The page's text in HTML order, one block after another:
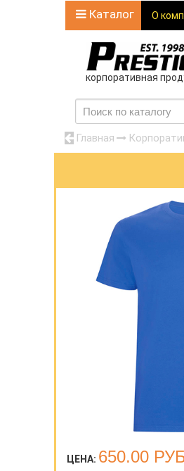
Каталог О
корпоративная
Главная
ЦЕНА: 650.00